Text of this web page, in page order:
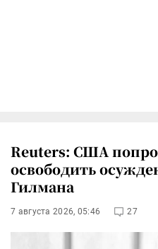
Reuters: США
освободить
Гилмана
7 августа 2026, 05:46 27